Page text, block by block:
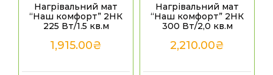
Нагрівальний мат
“Наш комфорт” 2НК
225 Вт/1.5 кв.м
1,915.00₴
Нагрівальний мат
“Наш комфорт” 2НК
300 Вт/2,0 кв.м
2,210.00₴